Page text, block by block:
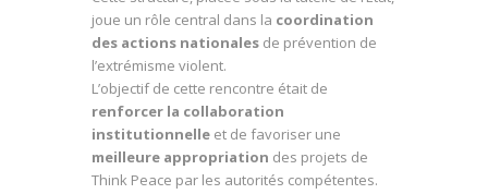
joue un rôle central dans la coordination
des actions nationales de prévention de
l’extrémisme violent.
L’objectif de cette rencontre était de
renforcer la collaboration
institutionnelle et de favoriser une
meilleure appropriation des projets de
Think Peace par les autorités compétentes.